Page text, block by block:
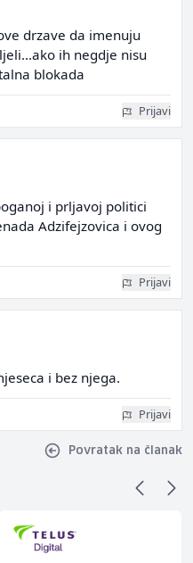
drzave da imenuju
ih negdje nisu
blokada
Prijavi
i prljavoj politici
Adzifejzovica i ovog
Prijavi
i bez njega.
Prijavi
Povratak na članak